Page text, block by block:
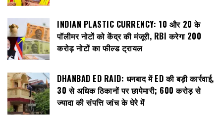
INDIAN PLASTIC CURRENCY: ₹10 और ₹20 के
पॉलीमर नोटों को केंद्र की मंजूरी, RBI करेगा 200
करोड़ नोटों का फील्ड ट्रायल
DHANBAD ED RAID: धनबाद में ED की बड़ी कार्रवाई,
30 से अधिक ठिकानों पर छापेमारी; 600 करोड़ से
ज्यादा की संपत्ति जांच के घेरे में